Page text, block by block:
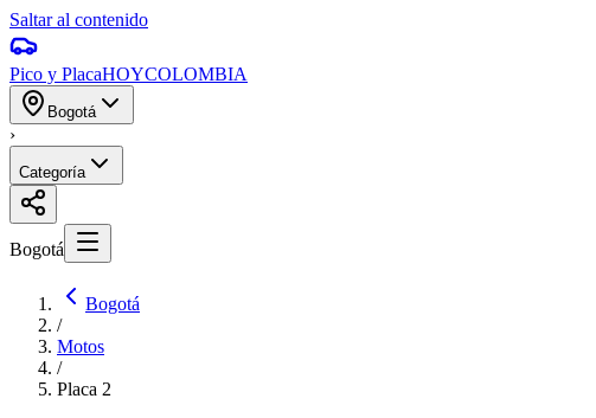
Saltar al contenido
Pico y PlacaHOYCOLOMBIA
Bogotá
›
Categoría
Bogotá
Bogotá
/
Motos
/
Placa 2